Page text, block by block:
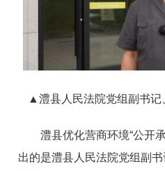
▲ 澧县人民法院党组副书
澧县优化营商环境“公开
出的是澧县人民法院党组副